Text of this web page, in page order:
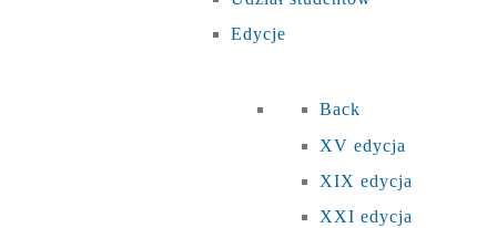
Edycje
Back
XV edycja
XIX edycja
XXI edycja